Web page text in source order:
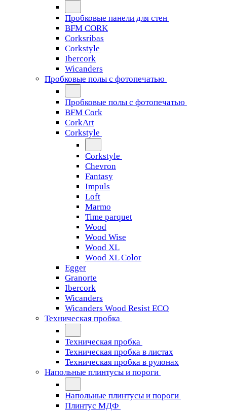
Пробковые панели для стен
BFM CORK
Corksribas
Corkstyle
Ibercork
Wicanders
Пробковые полы с фотопечатью
Пробковые полы с фотопечатью
BFM Cork
CorkArt
Corkstyle
Corkstyle
Chevron
Fantasy
Impuls
Loft
Marmo
Time parquet
Wood
Wood Wise
Wood XL
Wood XL Color
Egger
Granorte
Ibercork
Wicanders
Wicanders Wood Resist ECO
Техническая пробка
Техническая пробка
Техническая пробка в листах
Техническая пробка в рулонах
Напольные плинтусы и пороги
Напольные плинтусы и пороги
Плинтус МДФ